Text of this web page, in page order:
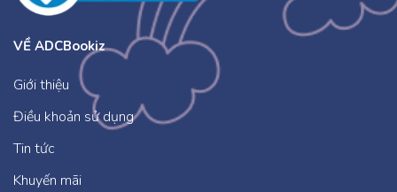
VỀ ADCBookiz
Giới thiệu
Điều khoản sử dụng
Tin tức
Khuyến mãi